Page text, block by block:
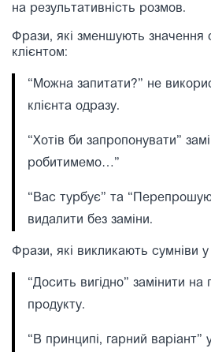
на результативність розмов.
Фрази, які зменшують значення
клієнтом:
“Можна запитати?” не
клієнта одразу.
“Хотів би запропонувати”
робитимемо…”
“Вас турбує” та
видалити без заміни.
Фрази, які викликають сумніви у
“Досить вигідно” замінити на
продукту.
“В принципі, гарний варіант”